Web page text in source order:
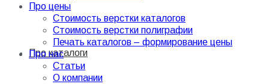
Про каталоги
Про цены
Стоимость верстки каталогов
Стоимость верстки полиграфии
Печать каталогов – формирование цены
Про нас
Статьи
О компании